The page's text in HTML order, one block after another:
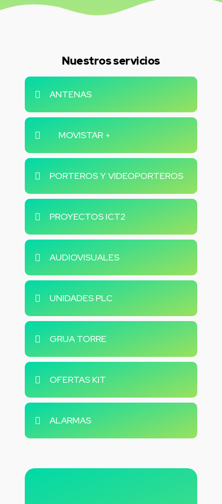
Nuestros servicios
ANTENAS
MOVISTAR +
PORTEROS Y VIDEOPORTEROS
PROYECTOS ICT2
AUDIOVISUALES
UNIDADES PLC
GRUA TORRE
OFERTAS KIT
ALARMAS